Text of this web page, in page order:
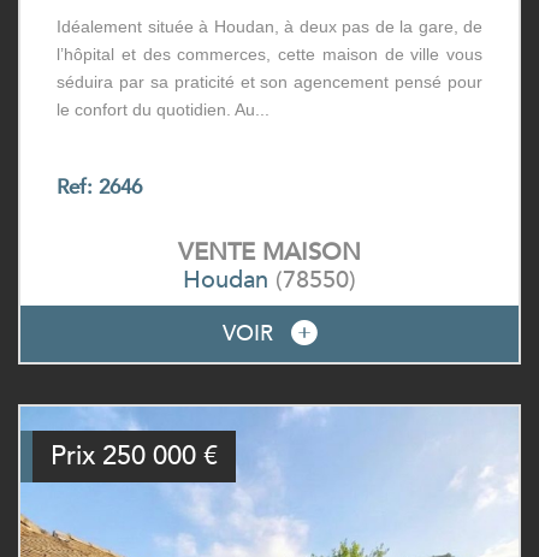
Idéalement située à Houdan, à deux pas de la gare, de
l’hôpital et des commerces, cette maison de ville vous
séduira par sa praticité et son agencement pensé pour
le confort du quotidien. Au...
Ref: 2646
VENTE MAISON
Houdan (78550)
VOIR
Prix 250 000 €